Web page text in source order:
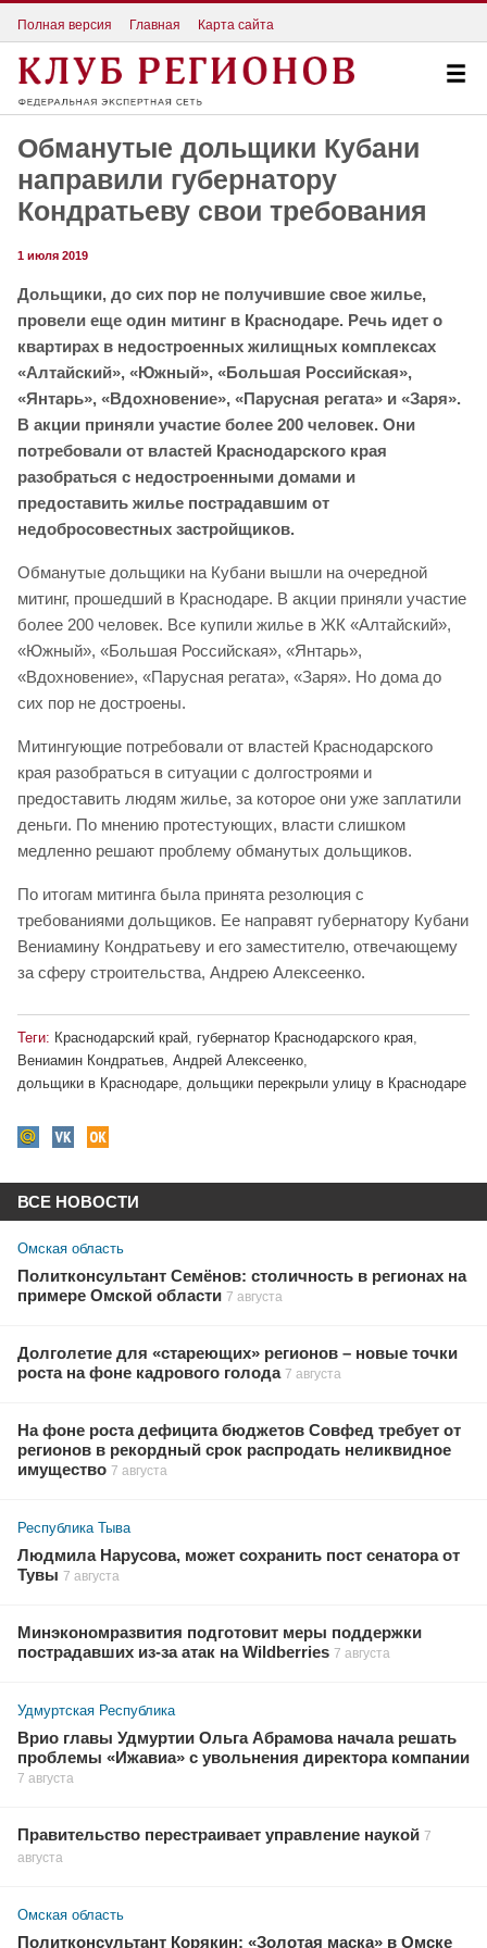
Полная версия Главная Карта сайта
Обманутые дольщики Кубани
направили губернатору
Кондратьеву свои требования
1 июля 2019
Дольщики, до сих пор не получившие свое жилье,
провели еще один митинг в Краснодаре. Речь идет о
квартирах в недостроенных жилищных комплексах
«Алтайский», «Южный», «Большая Российская»,
«Янтарь», «Вдохновение», «Парусная регата» и «Заря».
В акции приняли участие более 200 человек. Они
потребовали от властей Краснодарского края
разобраться с недостроенными домами и
предоставить жилье пострадавшим от
недобросовестных застройщиков.
Обманутые дольщики на Кубани вышли на очередной
митинг, прошедший в Краснодаре. В акции приняли участие
более 200 человек. Все купили жилье в ЖК «Алтайский»,
«Южный», «Большая Российская», «Янтарь»,
«Вдохновение», «Парусная регата», «Заря». Но дома до
сих пор не достроены.
Митингующие потребовали от властей Краснодарского
края разобраться в ситуации с долгостроями и
предоставить людям жилье, за которое они уже заплатили
деньги. По мнению протестующих, власти слишком
медленно решают проблему обманутых дольщиков.
По итогам митинга была принята резолюция с
требованиями дольщиков. Ее направят губернатору Кубани
Вениамину Кондратьеву и его заместителю, отвечающему
за сферу строительства, Андрею Алексеенко.
Теги: Краснодарский край губернатор Краснодарского края
Вениамин Кондратьев Андрей Алексеенко
дольщики в Краснодаре, дольщики перекрыли улицу в Краснодаре
ВСЕ НОВОСТИ
Омская область
Политконсультант Семёнов: столичность в регионах на
примере Омской области 7 августа
Долголетие для «стареющих» регионов – новые точки
роста на фоне кадрового голода 7 августа
На фоне роста дефицита бюджетов Совфед требует от
регионов в рекордный срок распродать неликвидное
имущество 7 августа
Республика Тыва
Людмила Нарусова, может сохранить пост сенатора от
Тувы 7 августа
Минэкономразвития подготовит меры поддержки
пострадавших из-за атак на Wildberries 7 августа
Удмуртская Республика
Врио главы Удмуртии Ольга Абрамова начала решать
проблемы «Ижавиа» с увольнения директора компании
7 августа
Правительство перестраивает управление наукой 7
августа
Омская область
Политконсультант Корякин: «Золотая маска» в Омске